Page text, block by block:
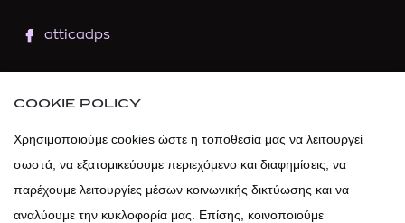
atticadps
atticadps
COOKIE POLICY
Χρησιμοποιούμε cookies ώστε η τοποθεσία μας να λειτουργεί
σωστά, να εξατομικεύουμε περιεχόμενο και διαφημίσεις, να
παρέχουμε λειτουργίες μέσων κοινωνικής δικτύωσης και να
αναλύουμε την κυκλοφορία μας. Επίσης, κοινοποιούμε